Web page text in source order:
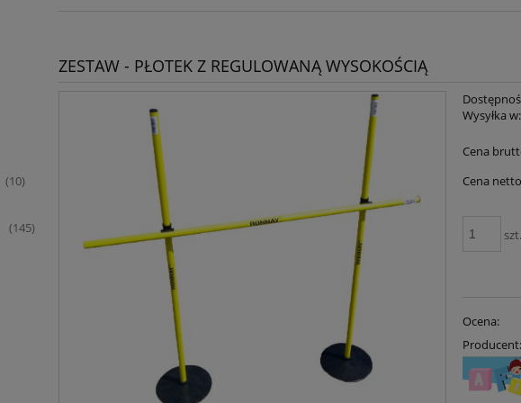
(10)
(145)
ZESTAW - PŁOTEK Z REGULOWANĄ WYSOKOŚCIĄ
Wysyłka w:
Cena
Cena
Ocena: